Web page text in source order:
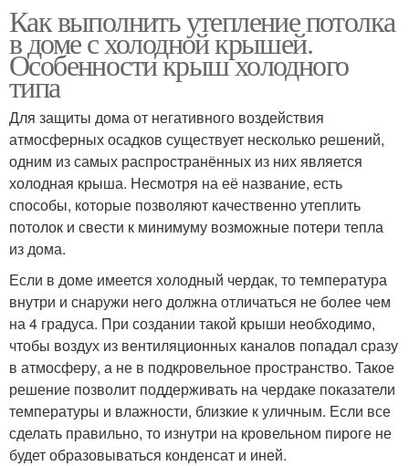
Как выполнить утепление потолка
в доме с холодной крышей.
Особенности крыш холодного
типа
Для защиты дома от негативного воздействия
атмосферных осадков существует несколько решений,
одним из самых распространённых из них является
холодная крыша. Несмотря на её название, есть
способы, которые позволяют качественно утеплить
потолок и свести к минимуму возможные потери тепла
из дома.
Если в доме имеется холодный чердак, то температура
внутри и снаружи него должна отличаться не более чем
на 4 градуса. При создании такой крыши необходимо,
чтобы воздух из вентиляционных каналов попадал сразу
в атмосферу, а не в подкровельное пространство. Такое
решение позволит поддерживать на чердаке показатели
температуры и влажности, близкие к уличным. Если все
сделать правильно, то изнутри на кровельном пироге не
будет образовываться конденсат и иней.